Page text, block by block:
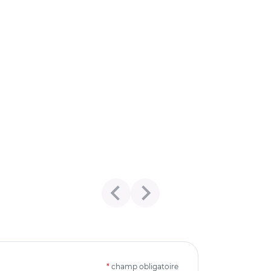
* champ obligatoire